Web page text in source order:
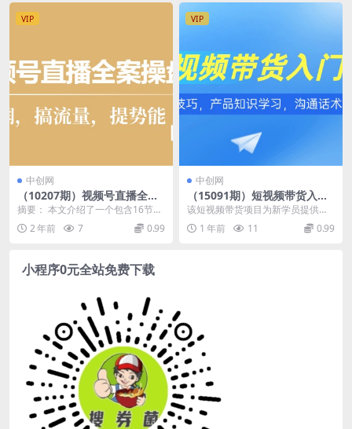
VIP
中创网
（10207期）视频号直播全案
操盘课，赚利润，搞流量，提
摘要： 本文介绍了一个包含16节课
的视频号直播全案操盘课程，旨在
帮助个人和团队在...
2 年前 7 0.99
VIP
中创网
（15091期）短视频带货入门
课，养号核心技巧，产品知识
该短视频带货项目为新学员提供从
养号到变现的全流程培训，包含账
号运营（养号/艾特号...
1 年前 11 0.99
小程序0元全站免费下载